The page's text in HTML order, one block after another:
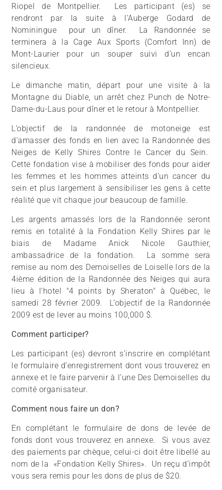
Riopel de Montpellier. Les participant (es) se
rendront par la suite à l’Auberge Godard de
Nominingue pour un dîner. La Randonnée se
terminera à la Cage Aux Sports (Comfort Inn) de
Mont-Laurier pour un souper suivi d’un encan
silencieux.
Le dimanche matin, départ pour une visite à la
Montagne du Diable, un arrêt chez Punch de Notre-
Dame-du-Laus pour dîner et le retour à Montpellier.
L’objectif de la randonnée de motoneige est
d’amasser des fonds en lien avec la Randonnée des
Neiges de Kelly Shires Contre le Cancer du Sein.
Cette fondation vise à mobiliser des fonds pour aider
les femmes et les hommes atteints d’un cancer du
sein et plus largement à sensibiliser les gens à cette
réalité que vit chaque jour beaucoup de famille.
Les argents amassés lors de la Randonnée seront
remis en totalité à la Fondation Kelly Shires par le
biais de Madame Anick Nicole Gauthier,
ambassadrice de la fondation. La somme sera
remise au nom des Demoiselles de Loiselle lors de la
4ième édition de la Randonnée des Neiges qui aura
lieu à l’hotel "4 points by Sheraton" à Québec, le
samedi 28 février 2009. L’objectif de la Randonnée
2009 est de lever au moins 100,000 $.
Comment participer?
Les participant (es) devront s’inscrire en complétant
le formulaire d’enregistrement dont vous trouverez en
annexe et le faire parvenir à l’une Des Demoiselles du
comité organisateur.
Comment nous faire un don?
En complétant le formulaire de dons de levée de
fonds dont vous trouverez en annexe. Si vous avez
des paiements par chèque, celui-ci doit être libellé au
nom de la «Fondation Kelly Shires». Un reçu d’impôt
vous sera remis pour les dons de plus de $20.